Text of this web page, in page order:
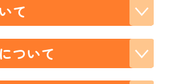
て
ついて